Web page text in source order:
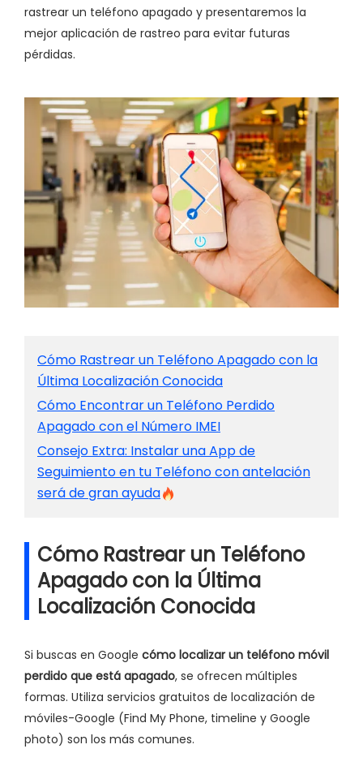
rastrear un teléfono apagado y presentaremos la
mejor aplicación de rastreo para evitar futuras
pérdidas.
Cómo Rastrear un Teléfono Apagado con la
Última Localización Conocida
Cómo Encontrar un Teléfono Perdido
Apagado con el Número IMEI
Consejo Extra: Instalar una App de
Seguimiento en tu Teléfono con antelación
será de gran ayuda
Cómo Rastrear un Teléfono
Apagado con la Última
Localización Conocida
Si buscas en Google cómo localizar un teléfono móvil
perdido que está apagado, se ofrecen múltiples
formas. Utiliza servicios gratuitos de localización de
móviles-Google (Find My Phone, timeline y Google
photo) son los más comunes.